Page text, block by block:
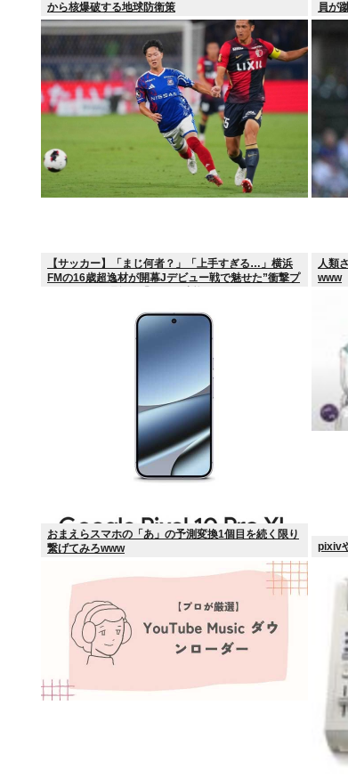
から核爆破する地球防衛策 員が
【サッカー】「まじ何者？」「上手すぎる…」横浜
FMの16歳超逸材が開幕Jデビュー戦で魅せた”衝撃プ
人類
www
おまえらスマホの「あ」の予測変換1個目を続く限り
繋げてみろwww
pixiv